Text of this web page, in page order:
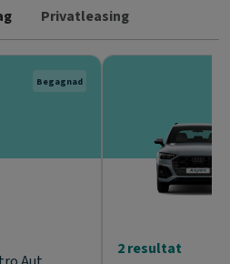
Privatleasing
Begagnad
2 resultat